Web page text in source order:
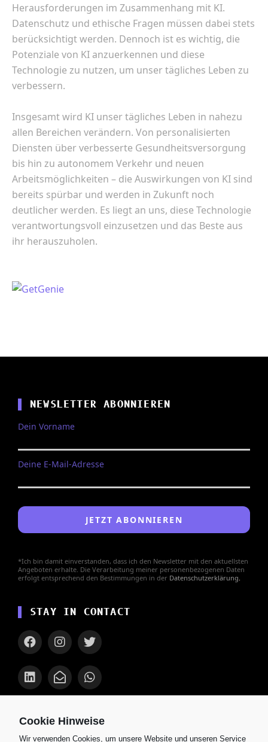
Herausforderungen im Zusammenhang mit KI.
Datenschutz und ethische Fragen müssen dabei stets
berücksichtigt werden. Dennoch ist es wichtig, die
Potenziale von KI anzuerkennen und diese
Technologie zu nutzen, um unser tägliches Leben zu
verbessern.
Insgesamt wird KI unser tägliches Leben in nahezu
allen Bereichen verändern. Von personalisierten
Diensten über verbesserte Gesundheitsversorgung
bis hin zu autonomem Verkehr und neuen
Arbeitsmöglichkeiten – die Auswirkungen von KI sind
bereits spürbar und werden in Zukunft noch
deutlicher werden. Es liegt an uns, diese Technologie
verantwortungsvoll einzusetzen und das Beste aus
ihr herauszuholen.
AKTUELLES
STAY IN CONTACT
NEWSLETTER ABONNIEREN
Dein Vorname
Deine E-Mail-Adresse
*Ich bin damit einverstanden, dass ich den Newsletter mit den aktuellsten
Angeboten erhalte. Die Verarbeitung meiner personenbezogenen Daten
erfolgt entsprechend den Bestimmungen in der Datenschutzerklärung.
Cookie Hinweise
Wir verwenden Cookies, um unsere Website und unseren Service